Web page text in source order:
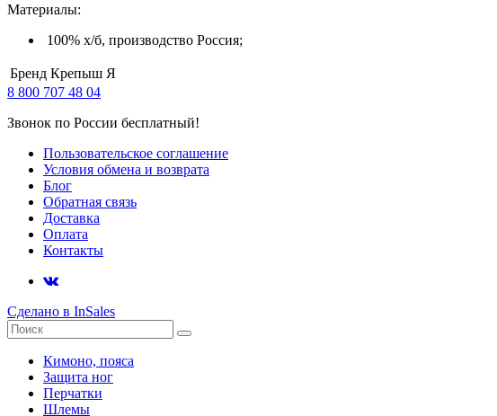
Материалы:
100% х/б, производство Россия;
Бренд Крепыш Я
8 800 707 48 04
Звонок по России бесплатный!
Пользовательское соглашение
Условия обмена и возврата
Блог
Обратная связь
Доставка
Оплата
Контакты
Сделано в InSales
Кимоно, пояса
Защита ног
Перчатки
Шлемы